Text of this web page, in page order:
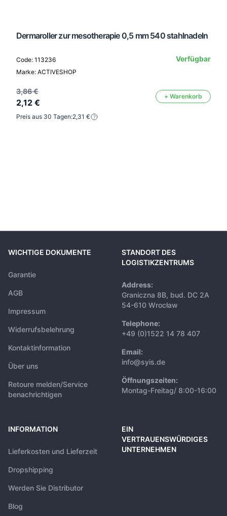
Dermaroller zur mesotherapie 0,5 mm 540 stahlnadeln
Code: 113236
Marke: ACTIVESHOP
Verfügbar
3,86 €
2,12 €
+ Warenkorb
Preis aus 30 Tagen:2,31 €
WICHTIGE DOKUMENTE
Garantie
AGB
Impressum
Widerrufsbelehrung
Kontaktinformation
Über uns
Retoure melden/Service
benachrichtigen
STANDORT DES
LOGISTIKZENTRUMS
Address:
Graniczna 8B, bud. DC 2A
54-610 Wrocław
Telephone:
+49 (0)1522 14 78 407
Email:
info@syis.de
Öffnungszeiten:
Montag-Freitag/ 8:00-16:00
INFORMATION
Lieferkosten und Lieferzeit
Dropshipping
Werden Sie Distributor
Blog
EIN
VERTRAUENSWÜRDIGES
UNTERNEHMEN